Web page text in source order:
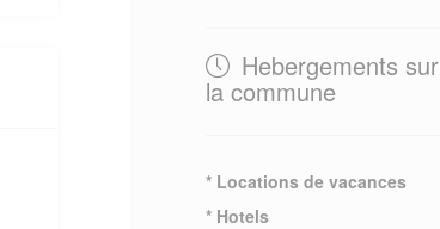
Hebergements sur
la commune
* Locations de vacances
* Hotels